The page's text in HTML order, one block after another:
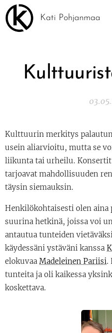
Kati Pohjanmaa
Kulttuurin merkitys
usein aliarvioitu, mutta se
liikunta tai urheilu.
tarjoavat mahdollisuuden
täysin siemauksin.
Henkilökohtaisesti olen
suurina hetkinä, joissa voi
antautua tunteiden
käydessäni ystäväni kanssa
elokuvaa Madeleinen Pariisi.
tunteita ja oli kaikessa
koskettava.